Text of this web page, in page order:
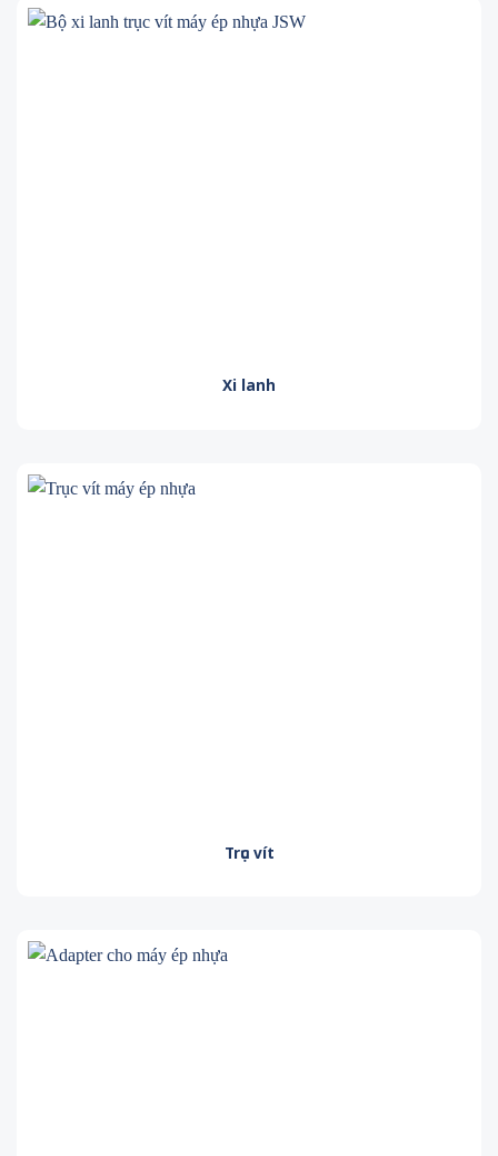
Xi lanh
Trục vít